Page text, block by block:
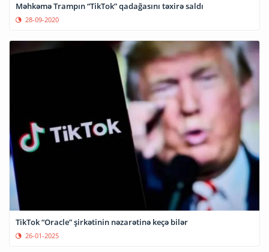
Məhkəmə Trampın “TikTok” qadağasını təxirə saldı
28-09-2020
TikTok “Oracle” şirkətinin nəzarətinə keçə bilər
26-01-2025